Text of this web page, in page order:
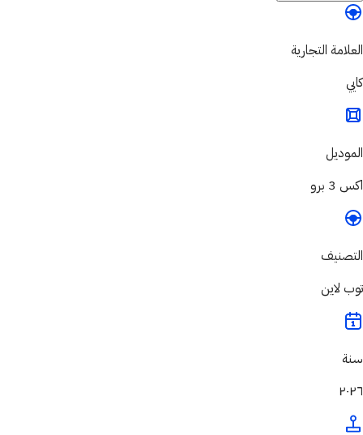
العلامة التجارية
كايي
الموديل
اكس 3 برو
التصنيف
توب لاين
سنة
٢٠٢٦